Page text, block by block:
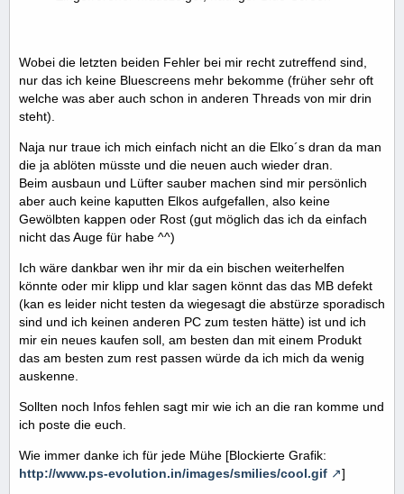
Wobei die letzten beiden Fehler bei mir recht zutreffend sind,
nur das ich keine Bluescreens mehr bekomme (früher sehr oft
welche was aber auch schon in anderen Threads von mir drin
steht).
Naja nur traue ich mich einfach nicht an die Elko´s dran da man
die ja ablöten müsste und die neuen auch wieder dran.
Beim ausbaun und Lüfter sauber machen sind mir persönlich
aber auch keine kaputten Elkos aufgefallen, also keine
Gewölbten kappen oder Rost (gut möglich das ich da einfach
nicht das Auge für habe ^^)
Ich wäre dankbar wen ihr mir da ein bischen weiterhelfen
könnte oder mir klipp und klar sagen könnt das das MB defekt
(kan es leider nicht testen da wiegesagt die abstürze sporadisch
sind und ich keinen anderen PC zum testen hätte) ist und ich
mir ein neues kaufen soll, am besten dan mit einem Produkt
das am besten zum rest passen würde da ich mich da wenig
auskenne.
Sollten noch Infos fehlen sagt mir wie ich an die ran komme und
ich poste die euch.
Wie immer danke ich für jede Mühe [Blockierte Grafik:
http://www.ps-evolution.in/images/smilies/cool.gif
]